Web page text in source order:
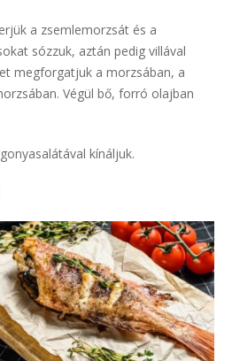
a zsemlemorzsát és a
sózzuk, aztán pedig villával
megforgatjuk a morzsában, a
Végül bő, forró olajban
kínáljuk.